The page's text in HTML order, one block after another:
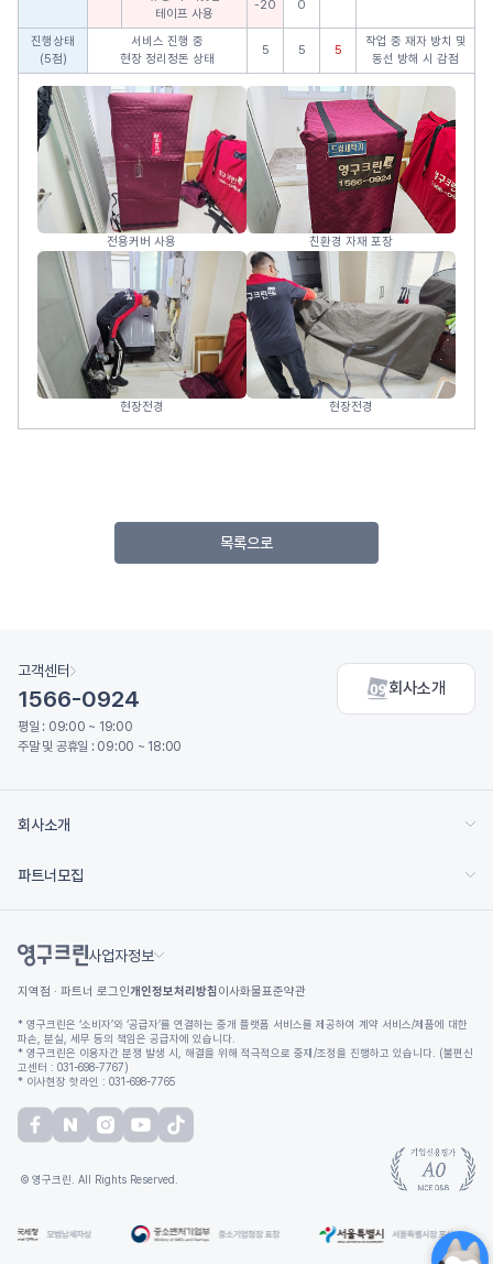
테이프 사용
-20 0
진행상태
(5점)
서비스 진행 중
현장 정리정돈 상태
5 5 5
작업 중 재자 방치 및
동선 방해 시 감점
전용커버 사용 친환경 자재 포장
현장전경 현장전경
목록으로
고객센터
1566-0924
평일 : 09:00 ~ 19:00
주말 및 공휴일 : 09:00 ~ 18:00
회사소개
회사소개
파트너모집
사업자정보
지역점 · 파트너 로그인개인정보처리방침 이사화물표준약관
* 영구크린은 ‘소비자’와 ‘공급자’를 연결하는 중개 플랫폼 서비스를 제공하여 계약 서비스/제품에 대한
파손, 분실, 세무 등의 책임은 공급자에 있습니다.
* 영구크린은 이용자간 분쟁 발생 시, 해결을 위해 적극적으로 중재/조정을 진행하고 있습니다. (불편신
고센터 : 031-698-7767)
* 이사현장 핫라인 : 031-698-7765
© 영구크린. All Rights Reserved.